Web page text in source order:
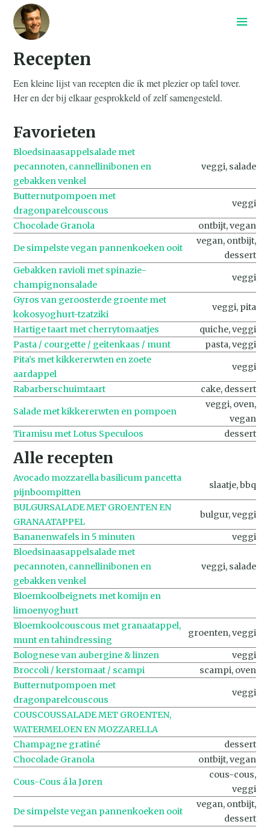
Search
Recepten
Een kleine lijst van recepten die ik met plezier op tafel tover.
Her en der bij elkaar gesprokkeld of zelf samengesteld.
Favorieten
Bloedsinaasappelsalade met
pecannoten, cannellinibonen en
gebakken venkel
veggi, salade
Butternutpompoen met
dragonparelcouscous
veggi
Chocolade Granola ontbijt, vegan
De simpelste vegan pannenkoeken ooit
vegan, ontbijt,
dessert
Gebakken ravioli met spinazie-
champignonsalade
veggi
Gyros van geroosterde groente met
kokosyoghurt-tzatziki
veggi, pita
Hartige taart met cherrytomaatjes
quiche, veggi
Pasta / courgette / geitenkaas / munt
pasta, veggi
Pita’s met kikkererwten en zoete
aardappel
veggi
Rabarberschuimtaart cake, dessert
Salade met kikker­erwten en pompoen
veggi, oven,
vegan
Tiramisu met Lotus Speculoos
dessert
Alle recepten
Avocado mozzarella basilicum pancetta
pijnboompitten
slaatje, bbq
BULGURSALADE MET GROENTEN EN
GRANAATAPPEL
bulgur, veggi
Bananenwafels in 5 minuten
veggi
Bloedsinaasappelsalade met
pecannoten, cannellinibonen en
gebakken venkel
veggi, salade
Bloemkoolbeignets met komijn en
limoenyoghurt
Bloemkoolcouscous met granaatappel,
munt en tahindressing
groenten, veggi
Bolognese van aubergine & linzen
veggi
Broccoli / kerstomaat / scampi
scampi, oven
Butternutpompoen met
dragonparelcouscous
veggi
COUSCOUSSALADE MET GROENTEN,
WATERMELOEN EN MOZZARELLA
Champagne gratiné
dessert
Chocolade Granola
ontbijt, vegan
Cous-Cous á la Jøren
cous-cous,
veggi
De simpelste vegan pannenkoeken ooit
vegan, ontbijt,
dessert